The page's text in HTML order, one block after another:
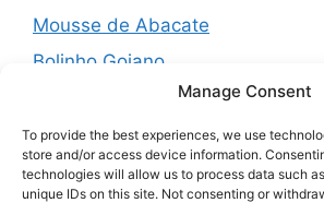
Manage Consent
To provide the best experiences, we use
store and/or access device information.
technologies will allow us to process data such
unique IDs on this site. Not consenting or
Mousse de Abacate
Bolinho Goiano
Muffins Salgados de Legumes